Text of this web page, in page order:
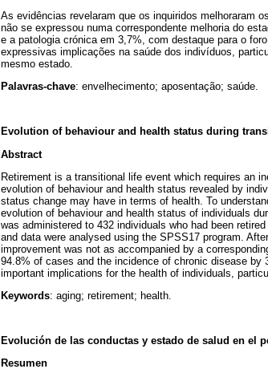
As evidências revelaram que os inquiridos melhoraram
não se expressou numa correspondente melhoria do
e a patologia crónica em 3,7%, com destaque para o
expressivas implicações na saúde dos indivíduos,
mesmo estado.
Palavras-chave: envelhecimento; aposentação; saúde.
Evolution of behaviour and health status during
Abstract
Retirement is a transitional life event which requires an
evolution of behaviour and health status revealed by
status change may have in terms of health. To
evolution of behaviour and health status of individuals
was administered to 432 individuals who had been
and data were analysed using the SPSS17 program.
improvement was not as accompanied by a
94.8% of cases and the incidence of chronic disease
important implications for the health of individuals,
Keywords: aging; retirement; health.
Evolución de las conductas y estado de salud en el
Resumen